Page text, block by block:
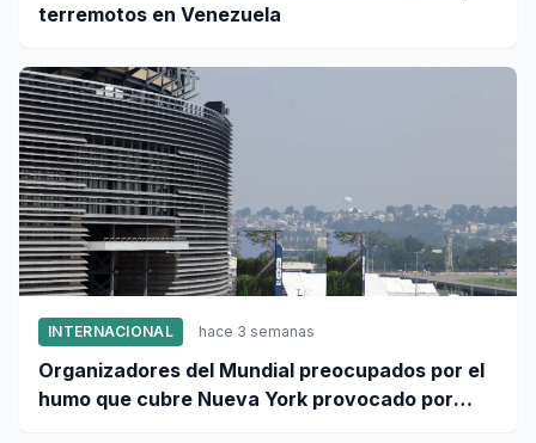
terremotos en Venezuela
INTERNACIONAL hace 3 semanas
Organizadores del Mundial preocupados por el
humo que cubre Nueva York provocado por